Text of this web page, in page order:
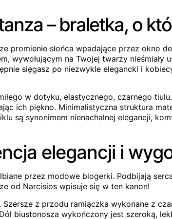
– braletka, o
słońca wpadające przez okno
wywołującym na Twojej twarzy nieśmiały
sięgasz po niezwykle elegancki i
w dotyku, elastycznego, czarnego
ich piękno. Minimalistyczna struktura
są synonimem nienachalnej elegancji,
elegancji i
przez modowe blogerki. Podbijają
od Narcisios wpisuje się w ten kanon!
z przodu ramiączka wykonane z
biustonosza wykończony jest szeroką,